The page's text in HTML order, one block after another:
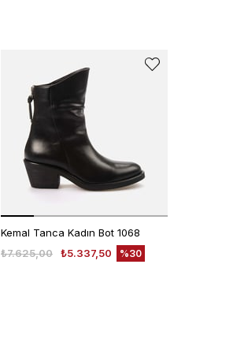
Kemal Tanca Kadın Bot 1068
₺5.337,50
₺7.625,00 %30